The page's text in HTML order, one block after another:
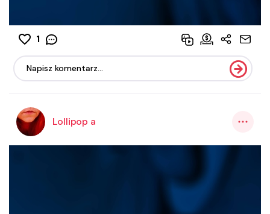
1
Lollipop a